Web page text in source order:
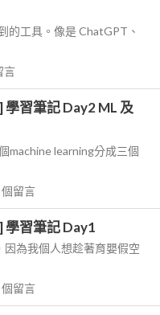
的工具。像是 ChatGPT、
言
習筆記 Day2 ML 及
machine learning分成三個
個留言
習筆記 Day1
為我個人想趁著育嬰假空
個留言